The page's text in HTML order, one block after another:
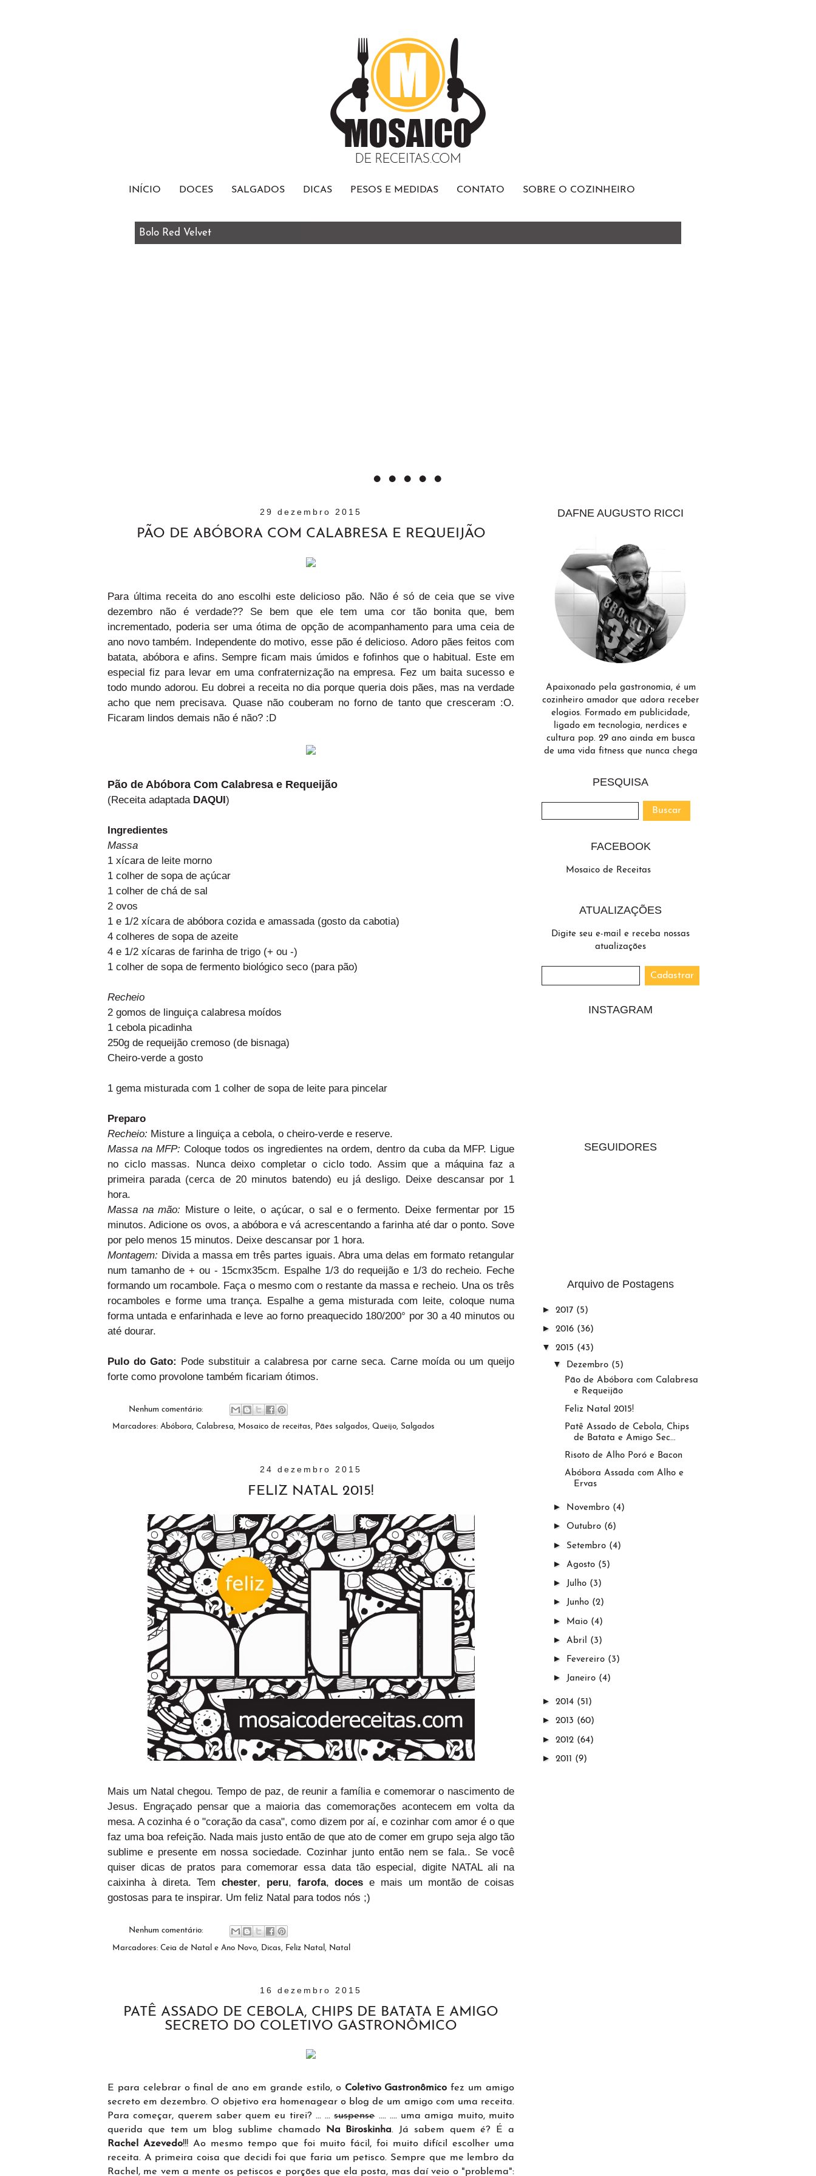
INÍCIO DOCES SALGADOS DICAS PESOS E MEDIDAS CONTATO SOBRE O COZINHEIRO
Bolo Red Velvet
29 dezembro 2015
PÃO DE ABÓBORA COM CALABRESA E REQUEIJÃO
Para última receita do ano escolhi este delicioso pão. Não é só de ceia que se vive
dezembro não é verdade?? Se bem que ele tem uma cor tão bonita que, bem
incrementado, poderia ser uma ótima de opção de acompanhamento para uma ceia de
ano novo também. Independente do motivo, esse pão é delicioso. Adoro pães feitos com
batata, abóbora e afins. Sempre ficam mais úmidos e fofinhos que o habitual. Este em
especial fiz para levar em uma confraternização na empresa. Fez um baita sucesso e
todo mundo adorou. Eu dobrei a receita no dia porque queria dois pães, mas na verdade
acho que nem precisava. Quase não couberam no forno de tanto que cresceram :O.
Ficaram lindos demais não é não? :D
Pão de Abóbora Com Calabresa e Requeijão
(Receita adaptada DAQUI)
Ingredientes
Massa
1 xícara de leite morno
1 colher de sopa de açúcar
1 colher de chá de sal
2 ovos
1 e 1/2 xícara de abóbora cozida e amassada (gosto da cabotia)
4 colheres de sopa de azeite
4 e 1/2 xícaras de farinha de trigo (+ ou -)
1 colher de sopa de fermento biológico seco (para pão)
Recheio
2 gomos de linguiça calabresa moídos
1 cebola picadinha
250g de requeijão cremoso (de bisnaga)
Cheiro-verde a gosto
1 gema misturada com 1 colher de sopa de leite para pincelar
Preparo
Recheio: Misture a linguiça a cebola, o cheiro-verde e reserve.
Massa na MFP: Coloque todos os ingredientes na ordem, dentro da cuba da MFP. Ligue
no ciclo massas. Nunca deixo completar o ciclo todo. Assim que a máquina faz a
primeira parada (cerca de 20 minutos batendo) eu já desligo. Deixe descansar por 1
hora.
Massa na mão: Misture o leite, o açúcar, o sal e o fermento. Deixe fermentar por 15
minutos. Adicione os ovos, a abóbora e vá acrescentando a farinha até dar o ponto. Sove
por pelo menos 15 minutos. Deixe descansar por 1 hora.
Montagem: Divida a massa em três partes iguais. Abra uma delas em formato retangular
num tamanho de + ou - 15cmx35cm. Espalhe 1/3 do requeijão e 1/3 do recheio. Feche
formando um rocambole. Faça o mesmo com o restante da massa e recheio. Una os três
rocamboles e forme uma trança. Espalhe a gema misturada com leite, coloque numa
forma untada e enfarinhada e leve ao forno preaquecido 180/200° por 30 a 40 minutos ou
até dourar.
Pulo do Gato: Pode substituir a calabresa por carne seca. Carne moída ou um queijo
forte como provolone também ficariam ótimos.
Nenhum comentário:
Marcadores: Abóbora, Calabresa, Mosaico de receitas, Pães salgados, Queijo, Salgados
24 dezembro 2015
FELIZ NATAL 2015!
Mais um Natal chegou. Tempo de paz, de reunir a família e comemorar o nascimento de
Jesus. Engraçado pensar que a maioria das comemorações acontecem em volta da
mesa. A cozinha é o "coração da casa", como dizem por aí, e cozinhar com amor é o que
faz uma boa refeição. Nada mais justo então de que ato de comer em grupo seja algo tão
sublime e presente em nossa sociedade. Cozinhar junto então nem se fala.. Se você
quiser dicas de pratos para comemorar essa data tão especial, digite NATAL ali na
caixinha à direta. Temchester, peru, farofa,doces e mais um montão de coisas
gostosas para te inspirar. Um feliz Natal para todos nós ;)
Nenhum comentário:
Marcadores: Ceia de Natal e Ano Novo Dicas Feliz Natal Natal
16 dezembro 2015
PATÊ ASSADO DE CEBOLA, CHIPS DE BATATA E AMIGO
SECRETO DO COLETIVO GASTRONÔMICO
E para celebrar o final de ano em grande estilo, o Coletivo Gastronômico fez um amigo
secreto em dezembro. O objetivo era homenagear o blog de um amigo com uma receita.
Para começar, querem saber quem eu tirei? ... ...suspense.... .... uma amiga muito, muito
querida que tem um blog sublime chamado
Na Biroskinha. Já sabem quem é? É a
Rachel Azevedo!!! Ao mesmo tempo que foi muito fácil, foi muito difícil escolher uma
receita. A primeira coisa que decidi foi que faria um petisco. Sempre que me lembro da
Rachel, me vem a mente os petiscos e porções que ela posta, mas daí veio o "problema":
DAFNE AUGUSTO RICCI
Apaixonado pela gastronomia, é um
cozinheiro amador que adora receber
elogios. Formado em publicidade,
ligado em tecnologia, nerdices e
cultura pop. 29 ano ainda em busca
de uma vida fitness que nunca chega
PESQUISA
FACEBOOK
Mosaico de Receitas
ATUALIZAÇÕES
Digite seu e-mail e receba nossas
atualizações
INSTAGRAM
SEGUIDORES
Arquivo de Postagens
► 2017 (5)
► 2016 (36)
▼ 2015 (43)
▼ Dezembro (5)
Pão de Abóbora com Calabresa
e Requeijão
Feliz Natal 2015!
Patê Assado de Cebola, Chips
de Batata e Amigo Sec...
Risoto de Alho Poró e Bacon
Abóbora Assada com Alho e
Ervas
► Novembro (4)
► Outubro (6)
► Setembro (4)
► Agosto (5)
► Julho (3)
► Junho (2)
► Maio (4)
► Abril (3)
► Fevereiro (3)
► Janeiro (4)
► 2014 (51)
► 2013 (60)
► 2012 (64)
► 2011 (9)